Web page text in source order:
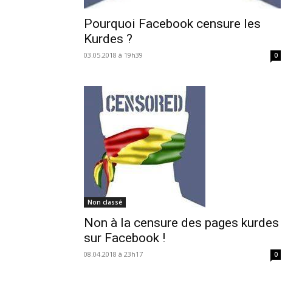
Pourquoi Facebook censure les
Kurdes ?
03.05.2018 à 19h39 0
Non classé
Non à la censure des pages kurdes
sur Facebook !
08.04.2018 à 23h17 0